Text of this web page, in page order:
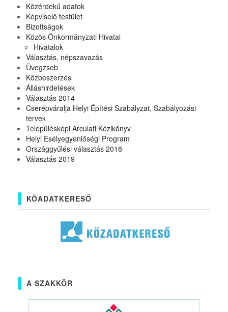
Közérdekű adatok
Képviselő testület
Bizottságok
Közös Önkormányzati Hivatal
Hivatalok
Választás, népszavazás
Üvegzseb
Közbeszerzés
Álláshirdetések
Választás 2014
Cserépváralja Helyi Építési Szabályzat, Szabályozási
tervek
Településképi Arculati Kézikönyv
Helyi Esélyegyenlőségi Program
Országgyűlési választás 2018
Választás 2019
KÖADATKERESŐ
A SZAKKÖR